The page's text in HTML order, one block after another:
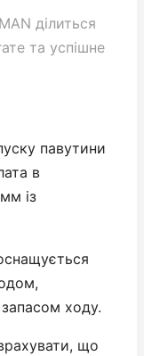
ділиться
та успішне
павутини
в
із
ходу.
що